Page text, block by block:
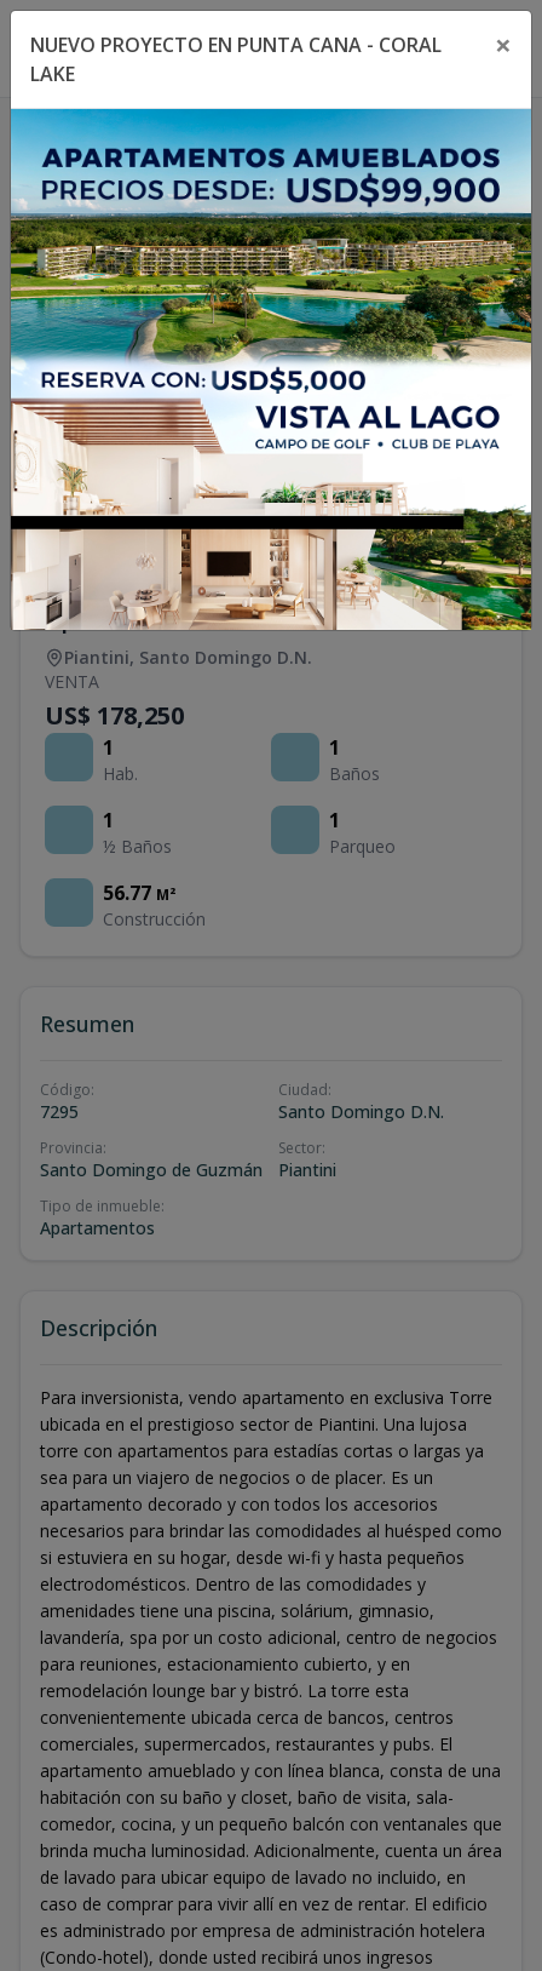
Toggle navigation menu
1/11
Apartamento en venta en Piantini
Piantini, Santo Domingo D.N.
VENTA
US$ 178,250
1
Hab.
1
Baños
1
½ Baños
1
Parqueo
56.77 M²
Construcción
Resumen
Código:
7295
Ciudad:
Santo Domingo D.N.
Provincia:
Santo Domingo de Guzmán
Sector:
Piantini
Tipo de inmueble:
Apartamentos
Descripción
Para inversionista, vendo apartamento en exclusiva Torre
ubicada en el prestigioso sector de Piantini. Una lujosa
torre con apartamentos para estadías cortas o largas ya
sea para un viajero de negocios o de placer. Es un
apartamento decorado y con todos los accesorios
necesarios para brindar las comodidades al huésped como
si estuviera en su hogar, desde wi-fi y hasta pequeños
electrodomésticos. Dentro de las comodidades y
amenidades tiene una piscina, solárium, gimnasio,
lavandería, spa por un costo adicional, centro de negocios
para reuniones, estacionamiento cubierto, y en
remodelación lounge bar y bistró. La torre esta
convenientemente ubicada cerca de bancos, centros
comerciales, supermercados, restaurantes y pubs. El
apartamento amueblado y con línea blanca, consta de una
habitación con su baño y closet, baño de visita, sala-
comedor, cocina, y un pequeño balcón con ventanales que
brinda mucha luminosidad. Adicionalmente, cuenta un área
de lavado para ubicar equipo de lavado no incluido, en
caso de comprar para vivir allí en vez de rentar. El edificio
es administrado por empresa de administración hotelera
(Condo-hotel), donde usted recibirá unos ingresos
NUEVO PROYECTO EN PUNTA CANA - CORAL
LAKE
×